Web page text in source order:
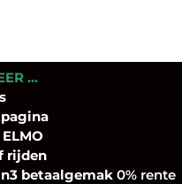
…
rijden
betaalgemak 0% rente